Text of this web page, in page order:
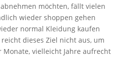
möchten, fällt vielen
wieder shoppen gehen
normal Kleidung kaufen
dieses Ziel nicht aus, um
vielleicht Jahre aufrecht